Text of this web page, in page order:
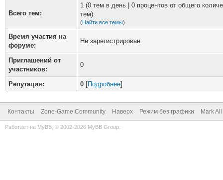
Всего тем:
1 (0 тем в день | 0 процентов от общего
тем)
(Найти все темы)
Время участия на
форуме:
Не зарегистрирован
Приглашений от
участников:
0
Репутация: 0 [Подробнее]
Контакты Zone-Game Community Наверх Режим без графики Mark
Работает на MyBB , © 2002-2026 MyBB Group